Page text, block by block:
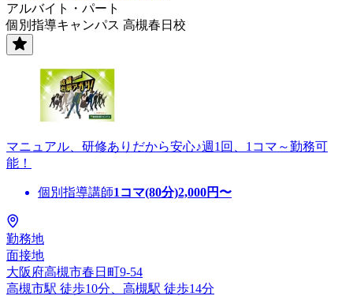
アルバイト・パート
個別指導キャンパス 高槻春日校
マニュアル、研修ありだから安心♪週1回、1コマ～勤務可
能！
個別指導講師1コマ(80分)2,000円〜
勤務地
面接地
大阪府高槻市春日町9-54
高槻市駅 徒歩10分、高槻駅 徒歩14分